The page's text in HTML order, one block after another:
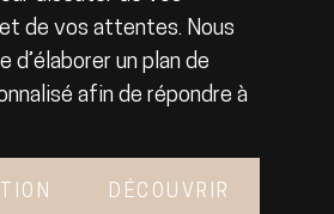
de vos attentes. Nous
d’élaborer un plan de
afin de répondre à
DÉCOUVRIR